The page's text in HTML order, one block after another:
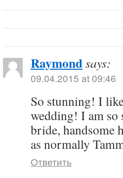
Raymondsays:
09.04.2015 at 09:46
So stunning! I
wedding! I am so
bride, handsome
as normally
Ответить